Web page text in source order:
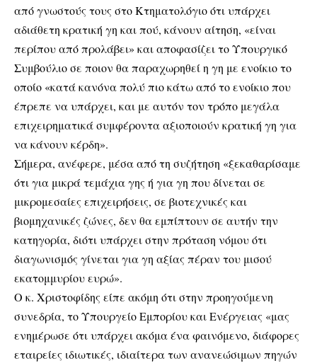
από γνωστούς τους στο Κτηματολόγιο ότι υπάρχει
αδιάθετη κρατική γη και πού, κάνουν αίτηση, «είναι
περίπου από προλάβει» και αποφασίζει το Υπουργικό
Συμβούλιο σε ποιον θα παραχωρηθεί η γη με ενοίκιο το
οποίο «κατά κανόνα πολύ πιο κάτω από το ενοίκιο που
έπρεπε να υπάρχει, και με αυτόν τον τρόπο μεγάλα
επιχειρηματικά συμφέροντα αξιοποιούν κρατική γη για
να κάνουν κέρδη».
Σήμερα, ανέφερε, μέσα από τη συζήτηση «ξεκαθαρίσαμε
ότι για μικρά τεμάχια γης ή για γη που δίνεται σε
μικρομεσαίες επιχειρήσεις, σε βιοτεχνικές και
βιομηχανικές ζώνες, δεν θα εμπίπτουν σε αυτήν την
κατηγορία, διότι υπάρχει στην πρόταση νόμου ότι
διαγωνισμός γίνεται για γη αξίας πέραν του μισού
εκατομμυρίου ευρώ».
Ο κ. Χριστοφίδης είπε ακόμη ότι στην προηγούμενη
συνεδρία, το Υπουργείο Εμπορίου και Ενέργειας «μας
ενημέρωσε ότι υπάρχει ακόμα ένα φαινόμενο, διάφορες
εταιρείες ιδιωτικές, ιδιαίτερα των ανανεώσιμων πηγών